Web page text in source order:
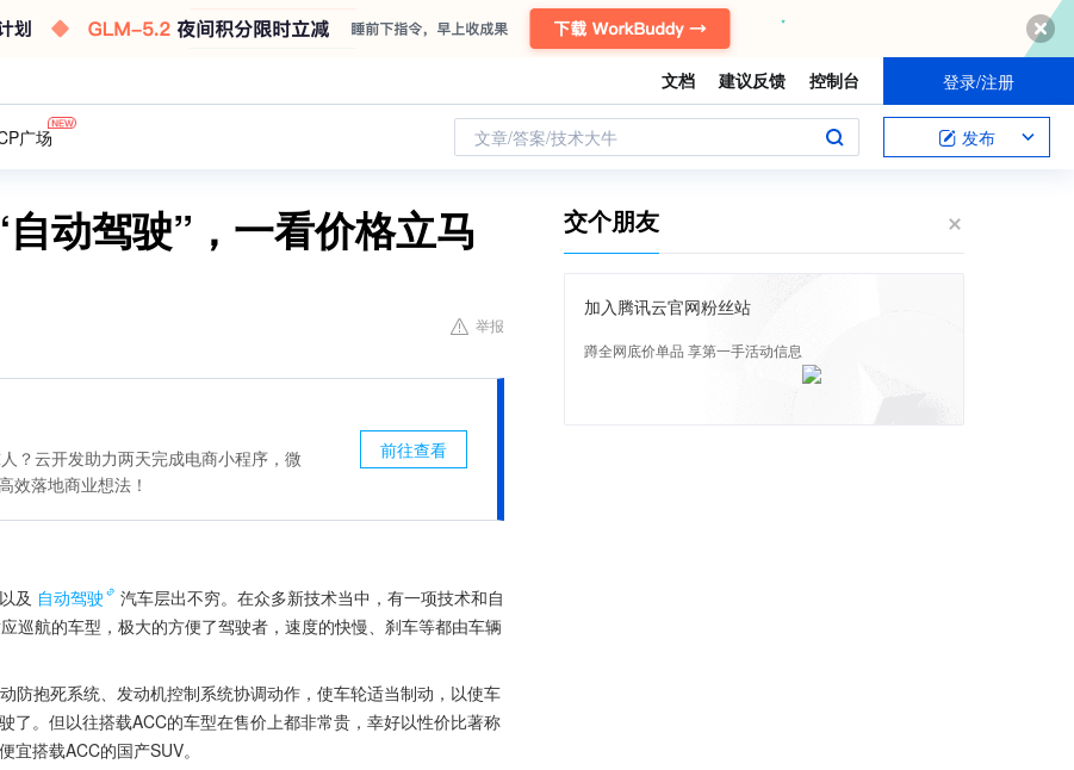
文档 建议反馈 控制台 登录/注册
广场 文章/答案/技术大牛 发布
动驾驶”，一看价格立马
举报
？云开发助力两天完成电商小程序，微
效落地商业想法！
前往查看
及 自动驾驶
汽车层出不穷。在众多新技术当中，有一项技术和自
巡航的车型，极大的方便了驾驶者，速度的快慢、刹车等都由车辆
防抱死系统、发动机控制系统协调动作，使车轮适当制动，以使车
了。但以往搭载ACC的车型在售价上都非常贵，幸好以性价比著称
搭载ACC的国产SUV。
交个朋友
加入腾讯云官网粉丝站
蹲全网底价单品 享第一手活动信息